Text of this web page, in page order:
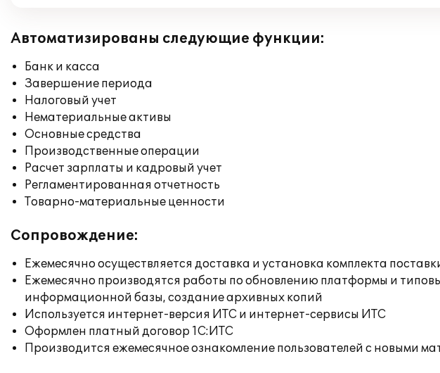
Автоматизированы следующие функции:
Банк и касса
Завершение периода
Налоговый учет
Нематериальные активы
Основные средства
Производственные операции
Расчет зарплаты и кадровый учет
Регламентированная отчетность
Товарно-материальные ценности
Сопровождение:
Ежемесячно осуществляется доставка и установка комплекта
Ежемесячно производятся работы по обновлению платформы и
информационной базы, создание архивных копий
Используется интернет-версия ИТС и интернет-сервисы ИТС
Оформлен платный договор 1С:ИТС
Производится ежемесячное ознакомление пользователей с новыми